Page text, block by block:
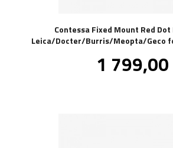
Contessa Fixed Mount Red
Leica/Docter/Burris/Meopta/Geco
Pris
1 799,00